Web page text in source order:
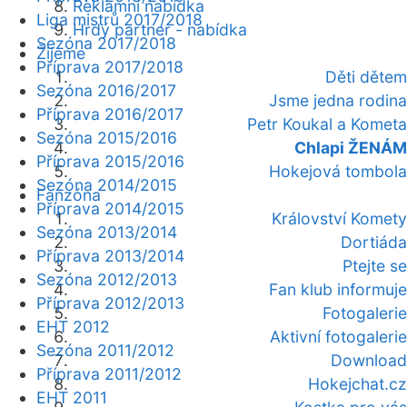
Reklamní nabídka
Hrdý partner - nabídka
Žijeme
Děti dětem
Jsme jedna rodina
Petr Koukal a Kometa
Chlapi ŽENÁM
Hokejová tombola
Fanzóna
Království Komety
Dortiáda
Ptejte se
Fan klub informuje
Fotogalerie
Aktivní fotogalerie
Download
Hokejchat.cz
Liga mistrů 2017/2018
Sezóna 2017/2018
Příprava 2017/2018
Sezóna 2016/2017
Příprava 2016/2017
Sezóna 2015/2016
Příprava 2015/2016
Sezóna 2014/2015
Příprava 2014/2015
Sezóna 2013/2014
Příprava 2013/2014
Sezóna 2012/2013
Příprava 2012/2013
EHT 2012
Sezóna 2011/2012
Příprava 2011/2012
EHT 2011